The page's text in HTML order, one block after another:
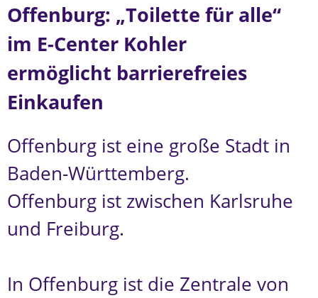
Offenburg: „Toilette für alle“
im E-Center Kohler
ermöglicht barrierefreies
Einkaufen
Offenburg ist eine große Stadt in
Baden-Württemberg.
Offenburg ist zwischen Karlsruhe
und Freiburg.
In Offenburg ist die Zentrale von